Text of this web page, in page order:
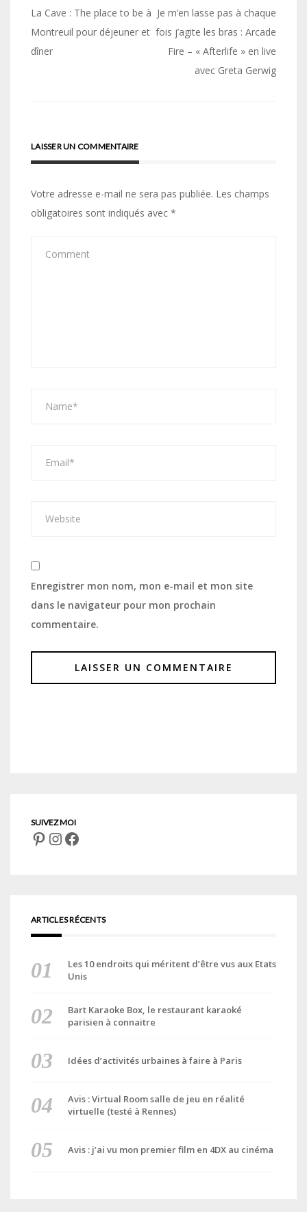
Navigation
de
l’article
La Cave : The place to be à
Montreuil pour déjeuner et
dîner
Je m’en lasse pas à chaque
fois j’agite les bras : Arcade
Fire – « Afterlife » en live
avec Greta Gerwig
LAISSER UN COMMENTAIRE
Votre adresse e-mail ne sera pas publiée. Les champs
obligatoires sont indiqués avec *
Enregistrer mon nom, mon e-mail et mon site
dans le navigateur pour mon prochain
commentaire.
Pinterest
Instagram
Facebook
ARTICLES RÉCENTS
Les 10 endroits qui méritent d’être vus aux Etats
Unis
Bart Karaoke Box, le restaurant karaoké
parisien à connaitre
Idées d’activités urbaines à faire à Paris
Avis : Virtual Room salle de jeu en réalité
virtuelle (testé à Rennes)
Avis : j’ai vu mon premier film en 4DX au cinéma